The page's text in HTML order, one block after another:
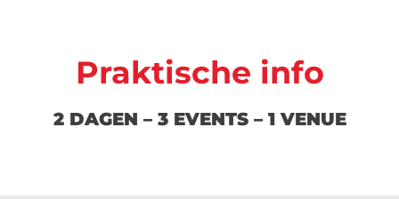
Praktische info
2 DAGEN – 3 EVENTS – 1 VENUE